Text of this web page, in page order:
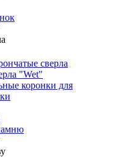
сверла
"Wet"
коронки для